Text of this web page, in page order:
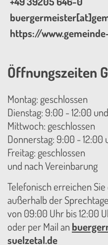
https://
Öffnungszeiten
Montag: geschlossen
Dienstag: 9:00 - 12:00
Mittwoch: geschlossen
Donnerstag: 9:00 - 12:00
Freitag: geschlossen
und nach Vereinbarung
Telefonisch erreichen
außerhalb der
von 09:00 Uhr bis 12:00
oder per Mail an
suelzetal.de